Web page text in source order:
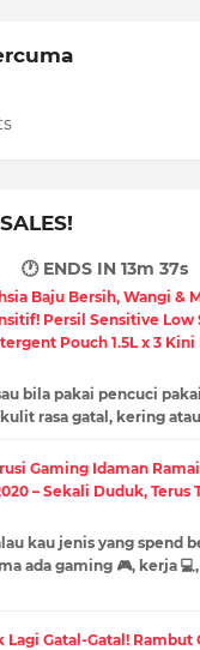
🕐 ENDS IN 13m 36s
Baju Bersih, Wangi &
Persil Sensitive Low
Pouch 1.5L x 3
bila pakai pencuci
rasa gatal, kering
Gaming Idaman
– Sekali Duduk, Terus
kau jenis yang spend
ada gaming 🎮, kerja
Lagi Gatal-Gatal! Rambut